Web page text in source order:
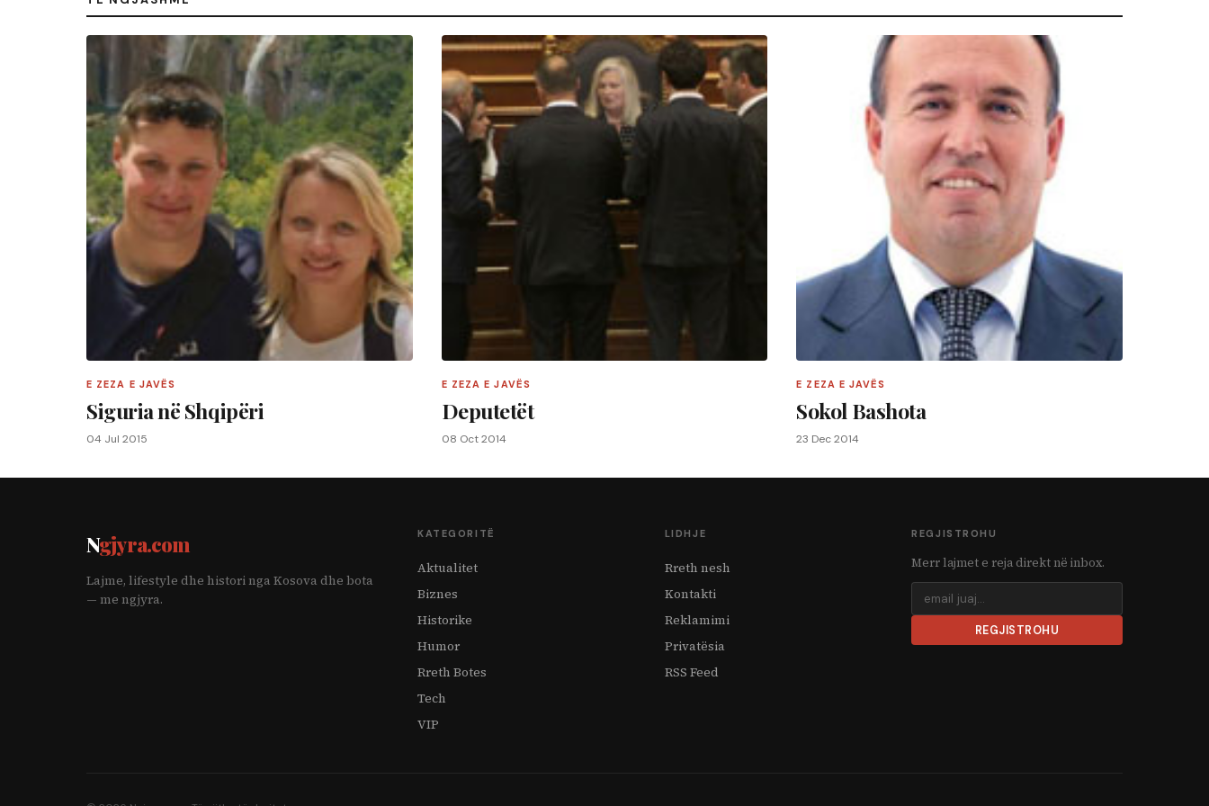
E ZEZA E JAVËS
Siguria në Shqipëri
04 Jul 2015
E ZEZA E JAVËS
Deputetët
08 Oct 2014
E ZEZA E JAVËS
Sokol Bashota
23 Dec 2014
Ngjyra.com
Lajme, lifestyle dhe histori nga Kosova dhe bota
— me ngjyra.
KATEGORITË
Aktualitet
Biznes
Historike
Humor
Rreth Botes
Tech
VIP
LIDHJE
Rreth nesh
Kontakti
Reklamimi
Privatësia
RSS Feed
REGJISTROHU
Merr lajmet e reja direkt në inbox.
REGJISTROHU